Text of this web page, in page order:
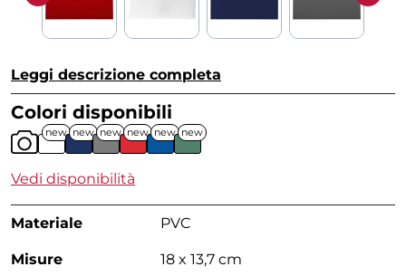
Leggi descrizione completa
Colori disponibili
new new new new new new
Vedi disponibilità
Materiale PVC
Misure 18 x 13,7 cm